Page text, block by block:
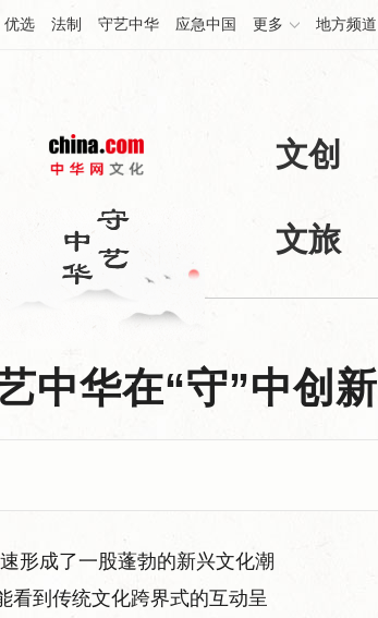
优选 法制 守艺中华 应急中国 更多 地方频道
文创
文旅
中华在“守”中创新
形成了一股蓬勃的新兴文化潮
到传统文化跨界式的互动呈